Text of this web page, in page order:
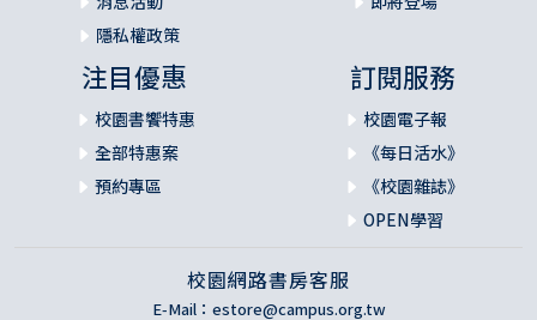
隱私權政策
注目優惠
校園書饗特惠
全部特惠案
預約專區
訂閱服務
校園電子報
《每日活水》
《校園雜誌》
OPEN學習
校園網路書房客服
E-Mail： estore@campus.org.tw